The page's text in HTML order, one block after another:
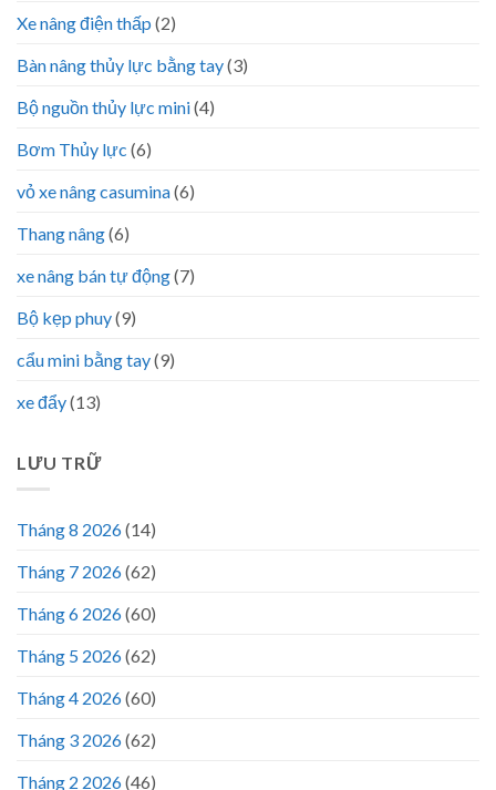
Xe nâng điện thấp (2)
Bàn nâng thủy lực bằng tay(3)
Bộ nguồn thủy lực mini(4)
Bơm Thủy lực (6)
vỏ xe nâng casumina(6)
Thang nâng(6)
xe nâng bán tự động(7)
Bộ kẹp phuy(9)
cẩu mini bằng tay(9)
xe đẩy(13)
LƯU TRỮ
Tháng 8 2026(14)
Tháng 7 2026(62)
Tháng 6 2026(60)
Tháng 5 2026(62)
Tháng 4 2026(60)
Tháng 3 2026(62)
Tháng 2 2026(46)